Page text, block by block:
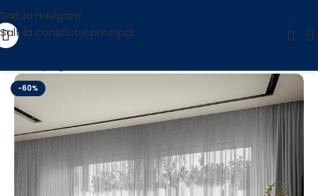
Salt la navigare
Salt la conținutul principal
-60%